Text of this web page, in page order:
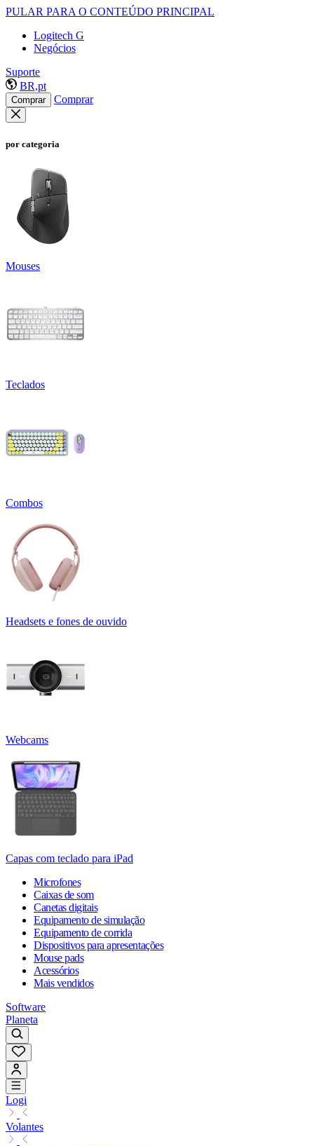
PULAR PARA O CONTEÚDO PRINCIPAL
Logitech G
Negócios
Suporte
BR,pt
Comprar Comprar
por categoria
Mouses
Teclados
Combos
Headsets e fones de ouvido
Webcams
Capas com teclado para iPad
Microfones
Caixas de som
Canetas digitais
Equipamento de simulação
Equipamento de corrida
Dispositivos para apresentações
Mouse pads
Acessórios
Mais vendidos
Software
Planeta
Logi
Volantes